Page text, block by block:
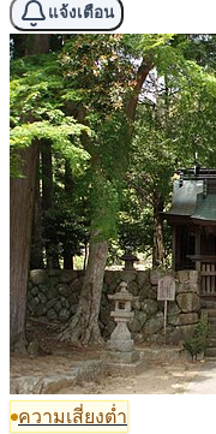
แจ้งเตือน
ความเสี่ยงต่ำ